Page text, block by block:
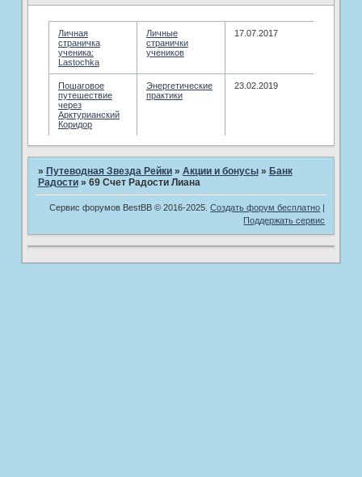
Личная
страничка
ученика:
Lastochka
Личные
странички
учеников
17.07.2017
Пошаговое
путешествие
через
Арктурианский
Коридор
Энергетические
практики
23.02.2019
» Путеводная Звезда Рейки » ­Акции и бонусы » Банк
Радости » 69 Счет Радости Лиана
Сервис форумов BestBB © 2016-2025.Создать форум бесплатно |
Поддержать сервис